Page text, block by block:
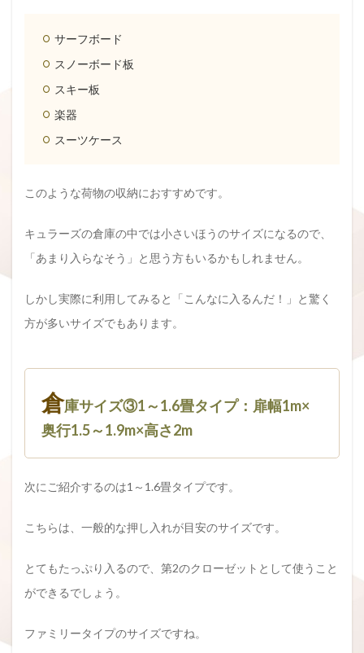
サーフボード
スノーボード板
スキー板
楽器
スーツケース
このような荷物の収納におすすめです。
キュラーズの倉庫の中では小さいほうのサイズになるので、
「あまり入らなそう」と思う方もいるかもしれません。
しかし実際に利用してみると「こんなに入るんだ！」と驚く
方が多いサイズでもあります。
倉庫サイズ③1～1.6畳タイプ：扉幅1m×
奥行1.5～1.9m×高さ2m
次にご紹介するのは1～1.6畳タイプです。
こちらは、一般的な押し入れが目安のサイズです。
とてもたっぷり入るので、第2のクローゼットとして使うこと
ができるでしょう。
ファミリータイプのサイズですね。